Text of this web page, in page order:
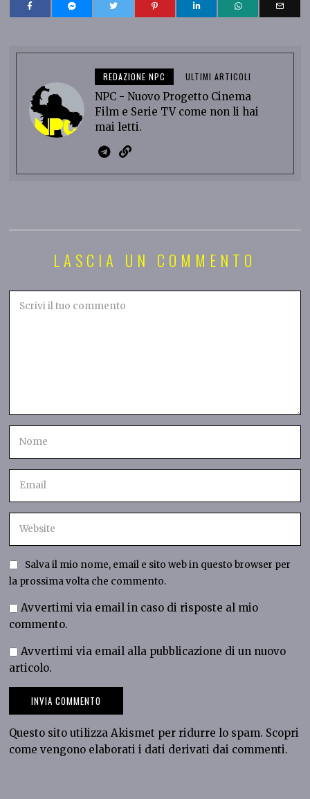
REDAZIONE NPC ULTIMI ARTICOLI
NPC - Nuovo Progetto Cinema
Film e Serie TV come non li hai
mai letti.
LASCIA UN COMMENTO
Salva il mio nome, email e sito web in questo browser per
la prossima volta che commento.
Avvertimi via email in caso di risposte al mio
commento.
Avvertimi via email alla pubblicazione di un nuovo
articolo.
Questo sito utilizza Akismet per ridurre lo spam. Scopri
come vengono elaborati i dati derivati dai commenti.